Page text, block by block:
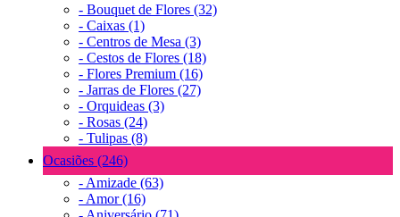
- Bouquet de Flores (32)
- Caixas (1)
- Centros de Mesa (3)
- Cestos de Flores (18)
- Flores Premium (16)
- Jarras de Flores (27)
- Orquideas (3)
- Rosas (24)
- Tulipas (8)
Ocasiões (246)
- Amizade (63)
- Amor (16)